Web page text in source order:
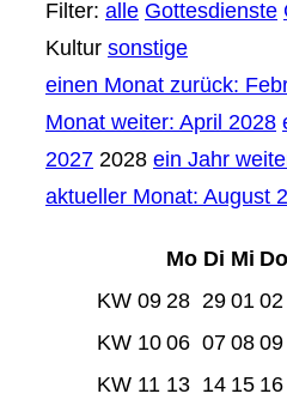
Filter: alle Gottesdienste
Kultur sonstige
einen Monat zurück:
Monat weiter: April 2028
2027 2028 ein Jahr
aktueller Monat: August
Mo Di Mi Do
KW 0928 290102
KW 1006 070809
KW 11 13 14 15 16